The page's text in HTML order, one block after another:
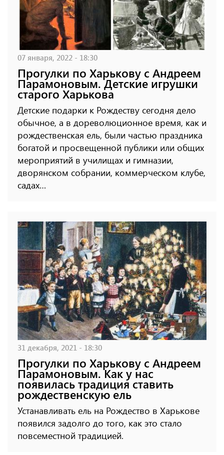
07 января, 2022 - 18:30
Прогулки по Харькову с Андреем
Парамоновым. Детские игрушки
старого Харькова
Детские подарки к Рождеству сегодня дело
обычное, а в дореволюционное время, как и
рождественская ель, были частью праздника
богатой и просвещенной публики или общих
мероприятий в училищах и гимназии,
дворянском собрании, коммерческом клубе,
садах…
31 декабря, 2021 - 18:30
Прогулки по Харькову с Андреем
Парамоновым. Как у нас
появилась традиция ставить
рождественскую ель
Устанавливать ель на Рождество в Харькове
появился задолго до того, как это стало
повсеместной традицией.